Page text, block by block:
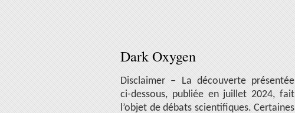
Dark Oxygen
Disclaimer – La découverte présentée
ci-dessous, publiée en juillet 2024, fait
l’objet de débats scientifiques. Certaines